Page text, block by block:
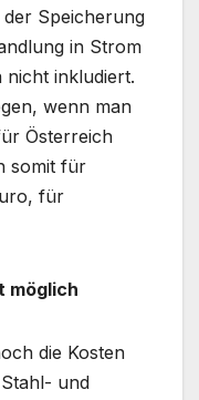
Speicherung
in Strom
nicht inkludiert.
wenn man
Österreich
somit für
für
möglich
die Kosten
und